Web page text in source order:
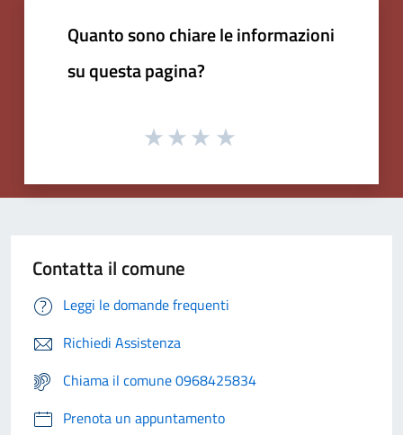
Quanto sono chiare le informazioni
su questa pagina?
Contatta il comune
Leggi le domande frequenti
Richiedi Assistenza
Chiama il comune 0968425834
Prenota un appuntamento